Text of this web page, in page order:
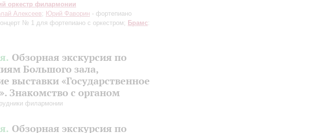
оркестр филармонии
Алексеев; Юрий Фаворин - фортепиано
№ 1 для фортепиано с оркестром; Брамс:
Обзорная экскурсия по
Большого зала,
выставки «Государственное
Знакомство с органом
филармонии
Обзорная экскурсия по